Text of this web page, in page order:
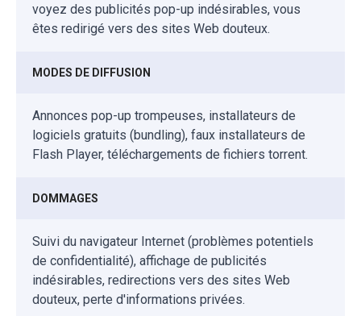
voyez des publicités pop-up indésirables, vous
êtes redirigé vers des sites Web douteux.
MODES DE DIFFUSION
Annonces pop-up trompeuses, installateurs de
logiciels gratuits (bundling), faux installateurs de
Flash Player, téléchargements de fichiers torrent.
DOMMAGES
Suivi du navigateur Internet (problèmes potentiels
de confidentialité), affichage de publicités
indésirables, redirections vers des sites Web
douteux, perte d'informations privées.